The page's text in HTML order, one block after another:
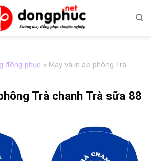
đồng phục » May và in áo phông Trà
Trà chanh Trà sữa 88